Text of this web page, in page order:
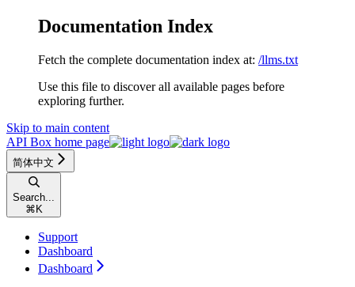
Documentation Index
Fetch the complete documentation index at: /llms.txt
Use this file to discover all available pages before
exploring further.
Skip to main content
API Box home page
简体中文
Search...
⌘ K
Support
Dashboard
Dashboard